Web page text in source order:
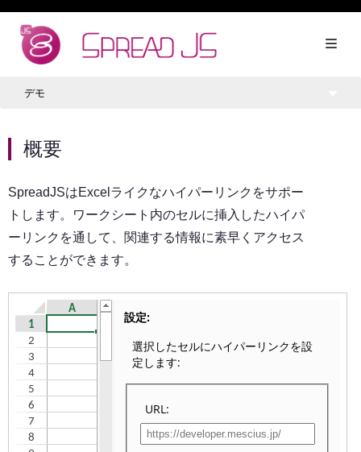
デモ
概要
SpreadJSはExcelライクなハイパーリンクをサポー
トします。ワークシート内のセルに挿入したハイパ
ーリンクを通して、関連する情報に素早くアクセス
することができます。